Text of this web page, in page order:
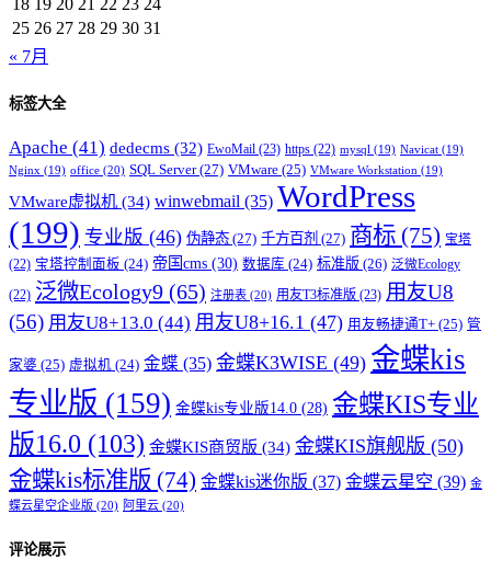
25 26 27 28 29 30 31
« 7月
标签大全
Apache (41) dedecms (32) EwoMail (23) https (22) mysql (19) Navicat (19)
Nginx (19) office (20) SQL Server(27) VMware (25) VMware Workstation (19)
VMware虚拟机 (34) winwebmail (35) WordPress
(199) 专业版 (46) 伪静态 (27) 千方百剂 (27) 商标 (75) 宝塔
(22) 宝塔控制面板 (24) 帝国cms (30) 数据库 (24) 标准版 (26) 泛微Ecology
(22) 泛微Ecology9 (65) 注册表 (20) 用友T3标准版 (23) 用友U8
(56) 用友U8+13.0 (44) 用友U8+16.1 (47) 用友畅捷通T+ (25) 管
家婆 (25) 虚拟机 (24) 金蝶 (35) 金蝶K3WISE (49) 金蝶kis
专业版 (159) 金蝶kis专业版14.0 (28) 金蝶KIS专业
版16.0 (103) 金蝶KIS商贸版 (34) 金蝶KIS旗舰版 (50)
金蝶kis标准版 (74) 金蝶kis迷你版 (37) 金蝶云星空 (39) 金
蝶云星空企业版 (20) 阿里云 (20)
评论展示